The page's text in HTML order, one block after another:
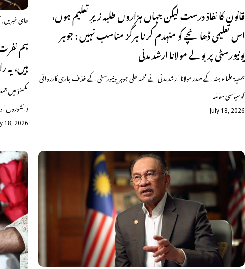
عالمی خبریں,
ہم
ہیں،
لکھنؤ میں
دانشوروں
18, 2026
قانون کا نفاذ درست لیکن جہاں ہزاروں طلبہ زیرِ تعلیم ہوں،
اس تعلیمی ڈھانچے کو منہدم کرنا ہرگز مناسب نہیں : جوہر
یونیورسٹی پر بولے مولانا ارشد مدنی
جمعیۃ علماء ہند کے صدر مولانا ارشد مدنی نے محمد علی جوہر یونیورسٹی کے خلاف جاری کارروائی
کو سیاسی معاملہ
July 18, 2026